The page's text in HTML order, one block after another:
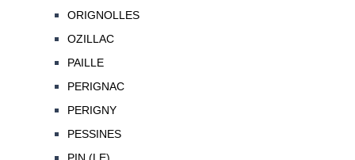
ORIGNOLLES
OZILLAC
PAILLE
PERIGNAC
PERIGNY
PESSINES